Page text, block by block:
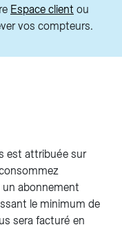
Espace client ou
vos compteurs.
est attribuée sur
un abonnement
le minimum de
sera facturé en